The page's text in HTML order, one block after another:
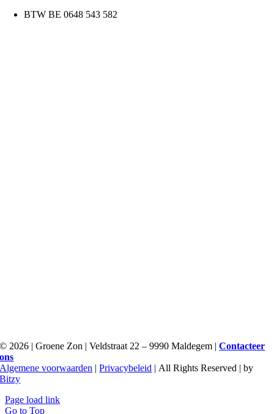
BTW BE 0648 543 582
© 2026 | Groene Zon | Veldstraat 22 – 9990 Maldegem |Contacteer
ons
Algemene voorwaarden |Privacybeleid | All Rights Reserved | by
Bitzy
Page load link
Go to Top